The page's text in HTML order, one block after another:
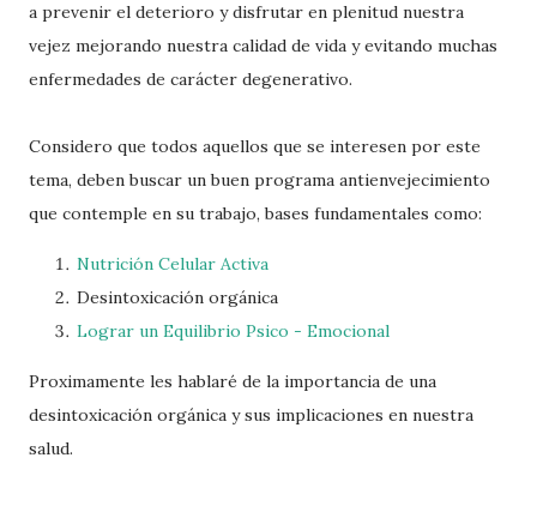
a prevenir el deterioro y disfrutar en plenitud nuestra
vejez mejorando nuestra calidad de vida y evitando muchas
enfermedades de carácter degenerativo.
Considero que todos aquellos que se interesen por este
tema, deben buscar un buen programa antienvejecimiento
que contemple en su trabajo, bases fundamentales como:
Nutrición Celular Activa
Desintoxicación orgánica
Lograr un Equilibrio Psico - Emocional
Proximamente les hablaré de la importancia de una
desintoxicación orgánica y sus implicaciones en nuestra
salud.